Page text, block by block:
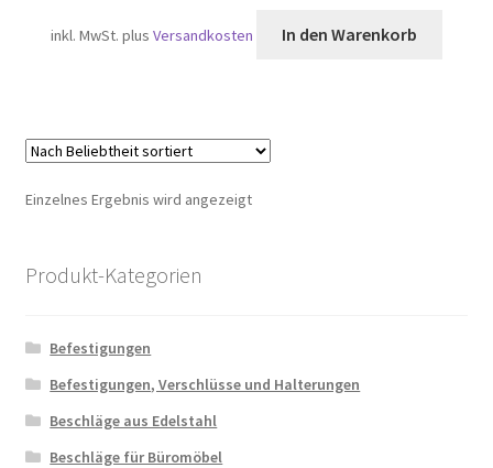
inkl. MwSt. plusVersandkosten In den Warenkorb
Einzelnes Ergebnis wird angezeigt
Produkt-Kategorien
Befestigungen
Befestigungen, Verschlüsse und Halterungen
Beschläge aus Edelstahl
Beschläge für Büromöbel